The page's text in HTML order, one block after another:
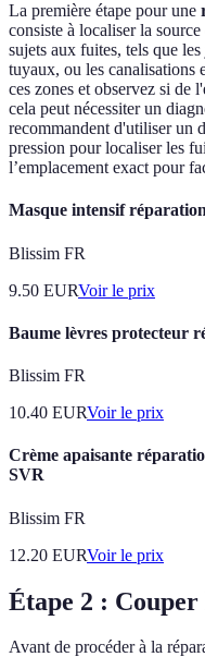
La première étape pour une
consiste à localiser la
sujets aux fuites, tels que
tuyaux, ou les
ces zones et observez si de
cela peut nécessiter un
recommandent d'utiliser un
pression pour localiser les
l’emplacement exact pour
Masque intensif
Blissim FR
9.50 EURVoir le prix
Baume lèvres protecteur
Blissim FR
10.40 EURVoir le prix
Crème apaisante
SVR
Blissim FR
12.20 EURVoir le prix
Étape 2 : Couper
Avant de procéder à la